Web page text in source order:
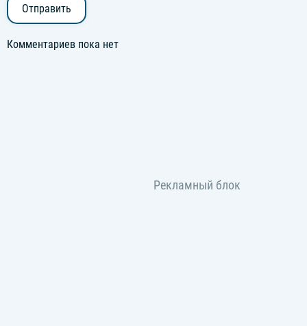
Отправить
Комментариев пока нет